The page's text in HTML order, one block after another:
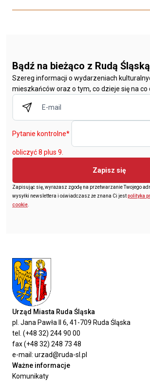
Bądź na bieżąco z Rudą
Szereg informacji o wydarzeniach
mieszkańców oraz o tym, co dzieje się na co
Pytanie kontrolne*
obliczyć 8 plus 9.
Zapisz się
Zapisując się, wyrażasz zgodę na przetwarzanie Twojego
wysyłki newslettera i oświadczasz że znana Ci jestpolityka
cookie
Urząd Miasta Ruda Śląska
pl. Jana Pawła II 6, 41-709 Ruda Śląska
tel. (+48 32) 244 90 00
fax (+48 32) 248 73 48
e-mail: urzad@ruda-sl.pl
Ważne informacje
Komunikaty